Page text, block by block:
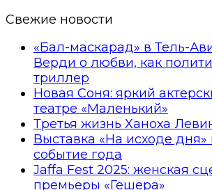
Свежие новости
«Бал-маскарад» в Тель-
Верди о любви, как
триллер
Новая Соня: яркий
театре «Маленький»
Третья жизнь Ханоха
Выставка «На исходе дня»
событие года
Jaffa Fest 2025: женская
премьеры «Гешера»